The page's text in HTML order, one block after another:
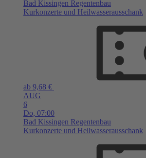
Bad Kissingen Regentenbau
Kurkonzerte und Heilwasserausschank
ab 9,68 €
AUG
6
Do, 07:00
Bad Kissingen Regentenbau
Kurkonzerte und Heilwasserausschank